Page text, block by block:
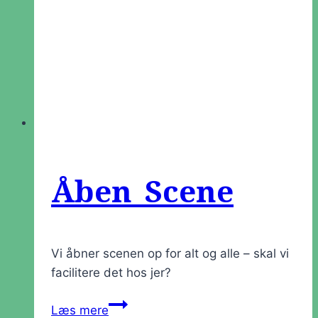
Åben Scene
Vi åbner scenen op for alt og alle – skal vi
facilitere det hos jer?
Læs mereÅben